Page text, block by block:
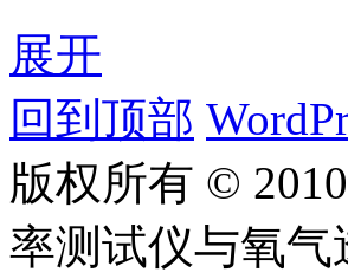
展开
回到顶部
版权所有 ©
率测试仪与氧